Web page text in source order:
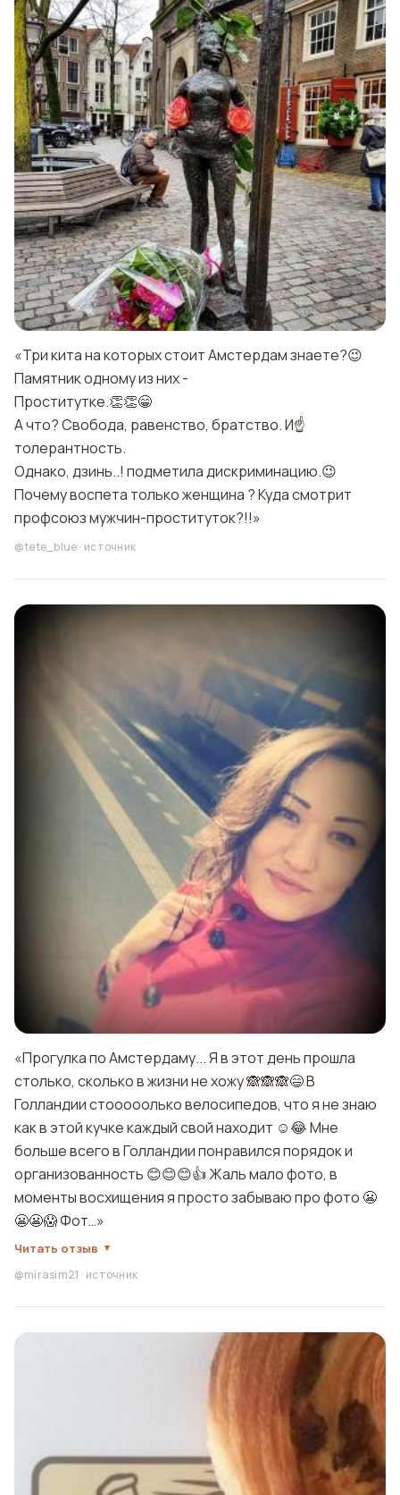
«Три кита на которых стоит Амстердам знаете?😉
Памятник одному из них -
Проститутке.👏👏😁
А что? Свобода, равенство, братство. И☝️
толерантность.
Однако, дзинь..! подметила дискриминацию.😉
Почему воспета только женщина ? Куда смотрит
профсоюз мужчин-проституток?!!»
@tete_blue · источник
«Прогулка по Амстердаму... Я в этот день прошла
столько, сколько в жизни не хожу 🙈🙈🙈😄 В
Голландии стооооолько велосипедов, что я не знаю
как в этой кучке каждый свой находит ☺️😂 Мне
больше всего в Голландии понравился порядок и
организованность 😊😊😊👍 Жаль мало фото, в
моменты восхищения я просто забываю про фото 😬
😬😬😱 Фот…»
Читать отзыв
@mirasim21 · источник